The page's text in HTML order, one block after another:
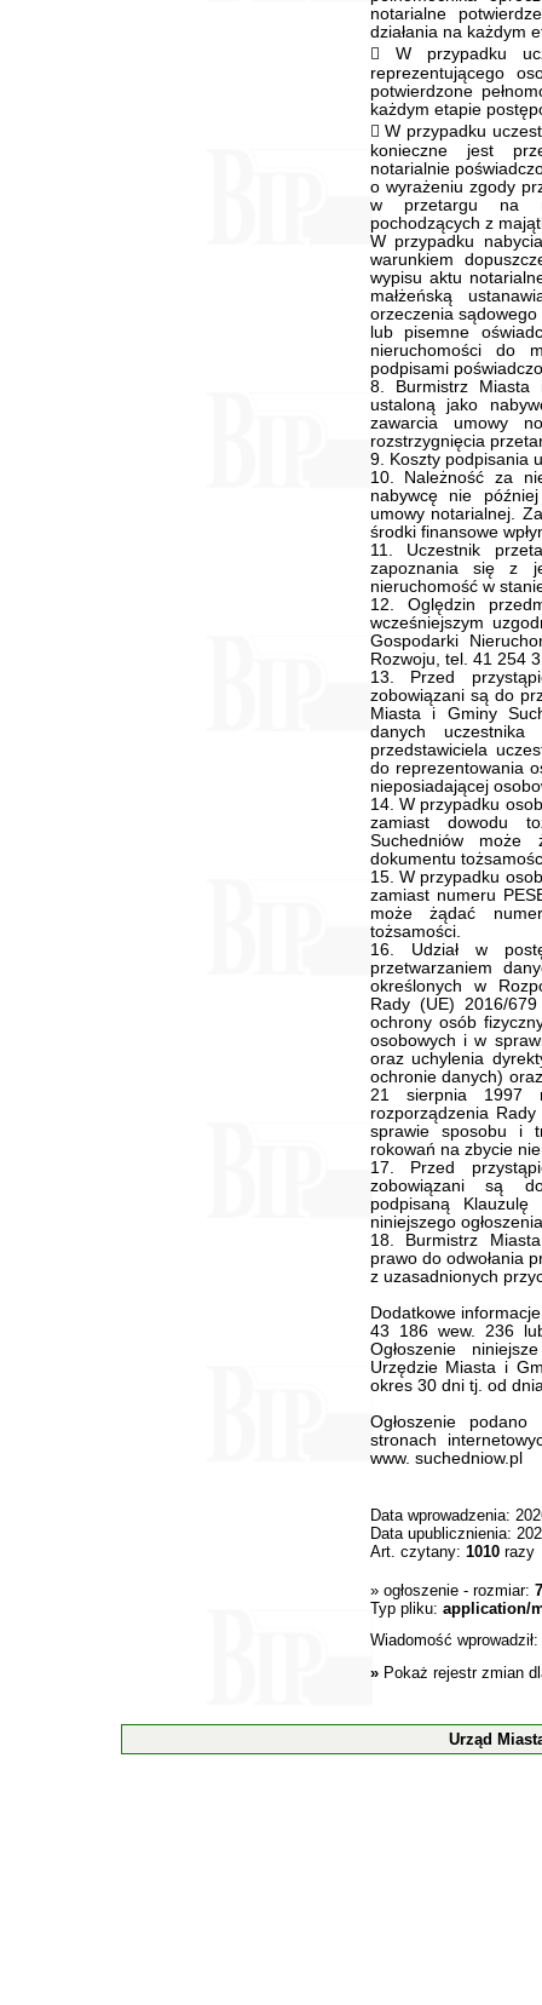
notarialne
działania na każdym
 W przypadku
reprezentującego
potwierdzone
każdym etapie
 W przypadku
konieczne jest
notarialnie
o wyrażeniu zgody
w przetargu na
pochodzących z
W przypadku
warunkiem
wypisu aktu
małżeńską
orzeczenia
lub pisemne
nieruchomości do
podpisami
8. Burmistrz Miasta
ustaloną jako
zawarcia umowy
rozstrzygnięcia
9. Koszty podpisania
10. Należność za
nabywcę nie
umowy notarialnej.
środki finansowe
11. Uczestnik
zapoznania się z
nieruchomość w
12. Oględzin
wcześniejszym
Gospodarki
Rozwoju, tel. 41 254
13. Przed
zobowiązani są do
Miasta i Gminy
danych uczestnika
przedstawiciela
do reprezentowania
nieposiadającej
14. W przypadku
zamiast dowodu
Suchedniów może
dokumentu
15. W przypadku
zamiast numeru
może żądać
tożsamości.
16. Udział w
przetwarzaniem
określonych w
Rady (UE) 2016/
ochrony osób
osobowych i w
oraz uchylenia
ochronie danych)
21 sierpnia 1997
rozporządzenia
sprawie sposobu i
rokowań na zbycie
17. Przed
zobowiązani są
podpisaną Klauzulę
niniejszego
18. Burmistrz
prawo do odwołania
z uzasadnionych
Dodatkowe
43 186 wew. 236
Ogłoszenie
Urzędzie Miasta i
okres 30 dni tj. od
Ogłoszenie
stronach
www. suchedniow.pl
Data wprowadzenia:
Data upublicznienia:
Art. czytany: 1010razy
» ogłoszenie- rozmiar:
Typ pliku: application/
Wiadomość wprowadził:
» Pokaż rejestr zmian
Urząd